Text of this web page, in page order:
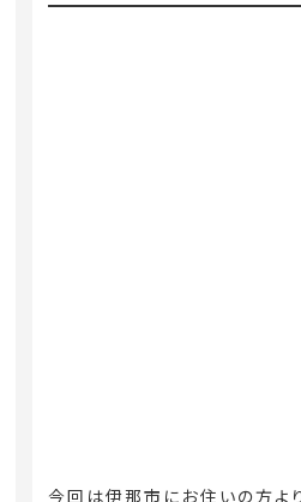
今回は伊那市にお住いの方よ